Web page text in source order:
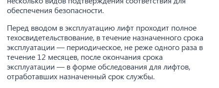
обеспечения безопасности.
Перед вводом в эксплуатацию лифт проходит полное
техосвидетельствование, в течение назначенного срока
эксплуатации — периодическое, не реже одного раза в
течение 12 месяцев, после окончания срока
эксплуатации — в форме обследования для лифтов,
отработавших назначенный срок службы.